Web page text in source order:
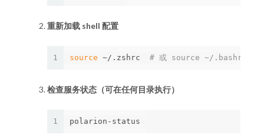
重新加载 shell 配置
1 source ~/.zshrc # 或 source ~/.bashrc
检查服务状态（可在任何目录执行）
1